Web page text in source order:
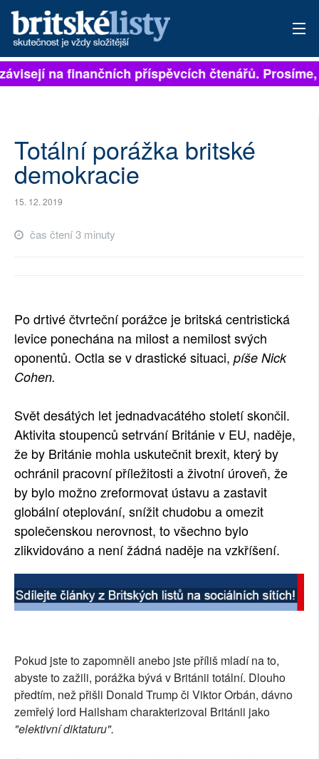
PŘIHLÁSIT
ARCHIV
ROZHOVORY
TÉMATA
NEJČTENĚJŠÍ ZA 7 DNÍ
SOCIÁLNÍ SÍTĚ
RUBRIKY
na finančních příspěvcích čtenářů. Prosíme,
Totální porážka britské
demokracie
15. 12. 2019
čas čtení 3 minuty
Po drtivé čtvrteční porážce je britská centristická
levice ponechána na milost a nemilost svých
oponentů. Octla se v drastické situaci, píše Nick
Cohen.
Svět desátých let jednadvacátého století skončil.
Aktivita stoupenců setrvání Británie v EU, naděje,
že by Británie mohla uskutečnit brexit, který by
ochránil pracovní příležitosti a životní úroveň, že
by bylo možno zreformovat ústavu a zastavit
globální oteplování, snížit chudobu a omezit
společenskou nerovnost, to všechno bylo
zlikvidováno a není žádná naděje na vzkříšení.
Pokud jste to zapomněli anebo jste příliš mladí na to,
abyste to zažili, porážka bývá v Británii totální. Dlouho
předtím, než přišli Donald Trump či Viktor Orbán, dávno
zemřelý lord Hailsham charakterizoval Británii jako
"elektivní diktaturu".